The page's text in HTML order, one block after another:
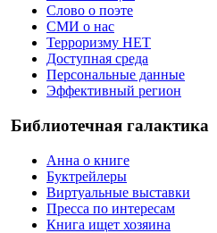
Слово о поэте
СМИ о нас
Терроризму НЕТ
Доступная среда
Персональные данные
Эффективный регион
Библиотечная галактика
Анна о книге
Буктрейлеры
Виртуальные выставки
Пресса по интересам
Книга ищет хозяина